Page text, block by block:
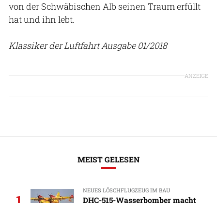
von der Schwäbischen Alb seinen Traum erfüllt
hat und ihn lebt.
Klassiker der Luftfahrt Ausgabe 01/2018
ANZEIGE
MEIST GELESEN
NEUES LÖSCHFLUGZEUG IM BAU
DHC-515-Wasserbomber macht